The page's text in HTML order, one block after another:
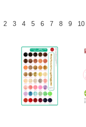
2 3 4 5 6 7 8 9 10